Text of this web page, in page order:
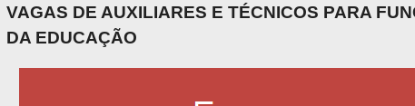
VAGAS DE AUXILIARES E TÉCNICOS PARA
DA EDUCAÇÃO